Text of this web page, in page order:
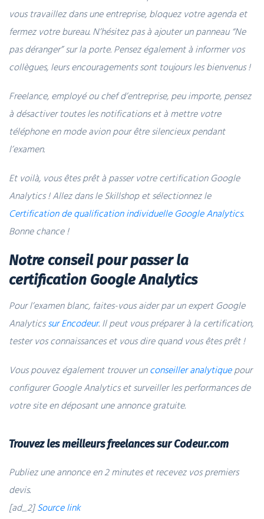
vous travaillez dans une entreprise, bloquez votre agenda et
fermez votre bureau. N’hésitez pas à ajouter un panneau “Ne
pas déranger” sur la porte. Pensez également à informer vos
collègues, leurs encouragements sont toujours les bienvenus !
Freelance, employé ou chef d’entreprise, peu importe, pensez
à désactiver toutes les notifications et à mettre votre
téléphone en mode avion pour être silencieux pendant
l’examen.
Et voilà, vous êtes prêt à passer votre certification Google
Analytics ! Allez dans le Skillshop et sélectionnez le
Certification de qualification individuelle Google Analytics.
Bonne chance !
Notre conseil pour passer la
certification Google Analytics
Pour l’examen blanc, faites-vous aider par un expert Google
Analyticssur Encodeur. Il peut vous préparer à la certification,
tester vos connaissances et vous dire quand vous êtes prêt !
Vous pouvez également trouver unconseiller analytiquepour
configurer Google Analytics et surveiller les performances de
votre site en déposant une annonce gratuite.
Trouvez les meilleurs freelances sur Codeur.com
Publiez une annonce en 2 minutes et recevez vos premiers
devis.
[ad_2] Source link